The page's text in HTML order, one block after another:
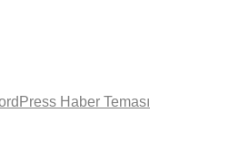
Haber Teması